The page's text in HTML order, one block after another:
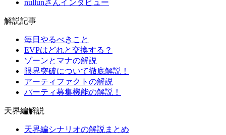
nullunさんインタビュー
解説記事
毎日やるべきこと
EVPはどれと交換する？
ゾーンとマナの解説
限界突破について徹底解説！
アーティファクトの解説
パーティ募集機能の解説！
天界編解説
天界編シナリオの解説まとめ